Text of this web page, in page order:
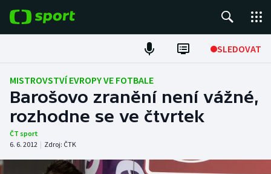
SLEDOVAT
Fotbal
Hokej
Tenis
Atletika
MISTROVSTVÍ EVROPY VE FOTBALE
Barošovo zranění není vážné,
rozhodne se ve čtvrtek
ČT sport
6. 6. 2012 | Zdroj: ČTK